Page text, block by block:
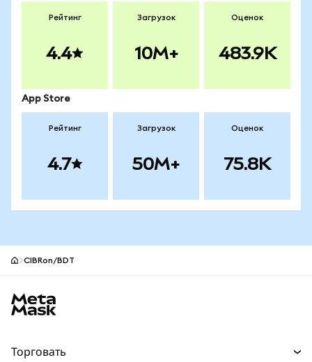
Рейтинг
4.4
Загрузок
10M+
Оценок
483.9K
App Store
Рейтинг
4.7
Загрузок
50M+
Оценок
75.8K
CIBRon/BDT
Торговать